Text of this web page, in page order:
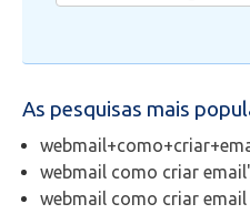
Laboratórios
EAD
As pesquisas mais
webmail como criar
webmail como criar email